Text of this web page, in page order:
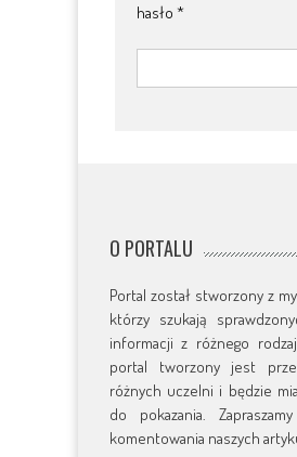
hasło *
O PORTALU
Portal został stworzony z
którzy szukają
informacji z różnego
portal tworzony jest
różnych uczelni i będzie
do pokazania.
komentowania naszych